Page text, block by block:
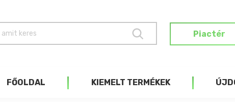
Piactér
FŐOLDAL KIEMELT TERMÉKEK